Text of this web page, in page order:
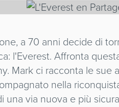
a 70 anni decide di
l'Everest. Affronta
Mark ci racconta le sue
nella
via nuova e più